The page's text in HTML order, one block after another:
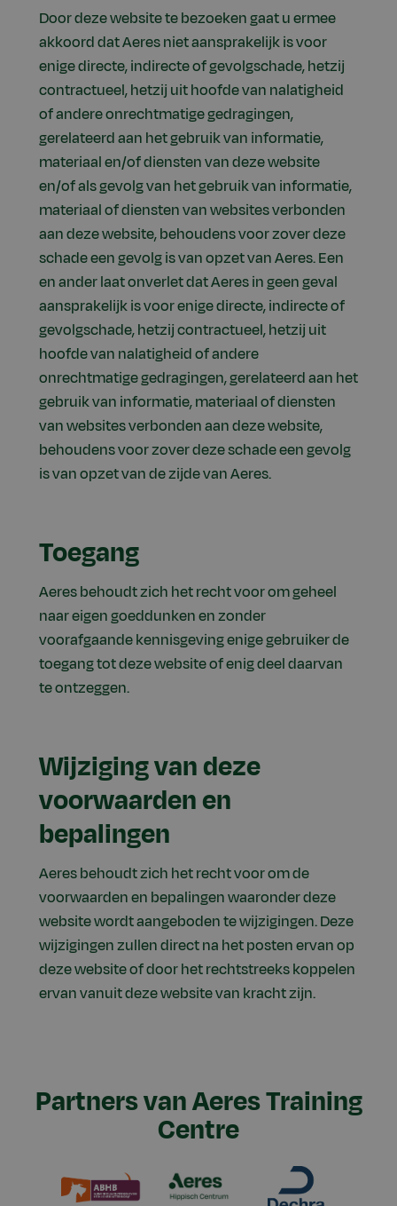
Door deze website te bezoeken gaat u ermee
akkoord dat Aeres niet aansprakelijk is voor
enige directe, indirecte of gevolgschade, hetzij
contractueel, hetzij uit hoofde van nalatigheid
of andere onrechtmatige gedragingen,
gerelateerd aan het gebruik van informatie,
materiaal en/of diensten van deze website
en/of als gevolg van het gebruik van informatie,
materiaal of diensten van websites verbonden
aan deze website, behoudens voor zover deze
schade een gevolg is van opzet van Aeres. Een
en ander laat onverlet dat Aeres in geen geval
aansprakelijk is voor enige directe, indirecte of
gevolgschade, hetzij contractueel, hetzij uit
hoofde van nalatigheid of andere
onrechtmatige gedragingen, gerelateerd aan het
gebruik van informatie, materiaal of diensten
van websites verbonden aan deze website,
behoudens voor zover deze schade een gevolg
is van opzet van de zijde van Aeres.
Toegang
Aeres behoudt zich het recht voor om geheel
naar eigen goeddunken en zonder
voorafgaande kennisgeving enige gebruiker de
toegang tot deze website of enig deel daarvan
te ontzeggen.
Wijziging van deze
voorwaarden en
bepalingen
Aeres behoudt zich het recht voor om de
voorwaarden en bepalingen waaronder deze
website wordt aangeboden te wijzigingen. Deze
wijzigingen zullen direct na het posten ervan op
deze website of door het rechtstreeks koppelen
ervan vanuit deze website van kracht zijn.
Partners van Aeres Training
Centre